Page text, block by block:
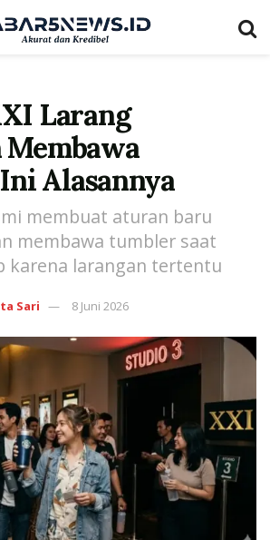
Larang
Alasannya
membuat aturan baru
membawa tumbler saat
karena larangan tertentu
Sari 8 Juni 2026